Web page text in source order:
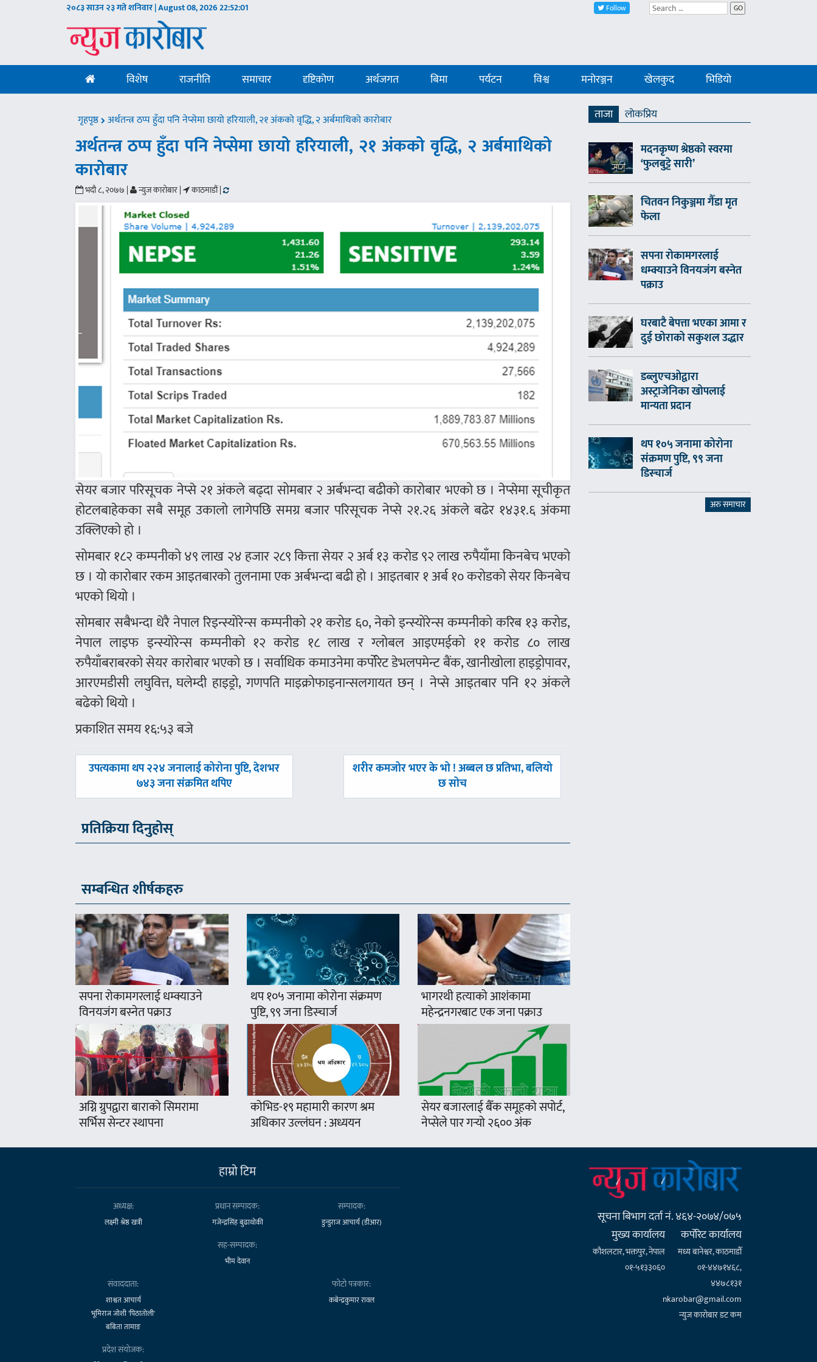
२०८३ साउन २३ गते शनिवार | August 08, 202622:52:02 Follow GO
विशेष राजनीति समाचार दृष्टिकोण अर्थजगत बिमा पर्यटन विश्व मनोरञ्जन खेलकुद भिडियो
गृहपृष्ठ अर्थतन्त्र ठप्प हुँदा पनि नेप्सेमा छायो हरियाली, २१ अंकको वृद्धि, २ अर्बमाथिको कारोबार
अर्थतन्त्र ठप्प हुँदा पनि नेप्सेमा छायो हरियाली, २१ अंकको वृद्धि, २ अर्बमाथिको
कारोबार
भदौ ८, २०७७ | न्युज कारोबार | काठमाडौं |
सेयर बजार परिसूचक नेप्से २१ अंकले बढ्दा सोमबार २ अर्बभन्दा बढीको कारोबार भएको छ । नेप्सेमा सूचीकृत
होटलबाहेकका सबै समूह उकालो लागेपछि समग्र बजार परिसूचक नेप्से २१.२६ अंकले बढेर १४३१.६ अंकमा
उक्लिएको हो ।
सोमबार १८२ कम्पनीको ४९ लाख २४ हजार २८९ कित्ता सेयर २ अर्ब १३ करोड ९२ लाख रुपैयाँमा किनबेच भएको
छ । यो कारोबार रकम आइतबारको तुलनामा एक अर्बभन्दा बढी हो । आइतबार १ अर्ब १० करोडको सेयर किनबेच
भएको थियो ।
सोमबार सबैभन्दा धेरै नेपाल रिइन्स्योरेन्स कम्पनीको २१ करोड ६०, नेको इन्स्योरेन्स कम्पनीको करिब १३ करोड,
नेपाल लाइफ इन्स्योरेन्स कम्पनीको १२ करोड १८ लाख र ग्लोबल आइएमईको ११ करोड ८० लाख
रुपैयाँबराबरको सेयर कारोबार भएको छ । सर्वाधिक कमाउनेमा कर्पोरेट डेभलपमेन्ट बैंक, खानीखोला हाइड्रोपावर,
आरएमडीसी लघुवित्त, घलेम्दी हाइड्रो, गणपति माइक्रोफाइनान्सलगायत छन् । नेप्से आइतबार पनि १२ अंकले
बढेको थियो ।
प्रकाशित समय १६:५३ बजे
पछिल्लाे
उपत्यकामा थप २२४ जनालाई कोरोना पुष्टि, देशभर
७४३ जना संक्रमित थपिए
अघिल्लाे
शरीर कमजोर भएर के भो ! अब्बल छ प्रतिभा, बलियो
छ सोच
प्रतिक्रिया दिनुहोस्
सम्बन्धित शीर्षकहरु
सपना रोकामगरलाई धम्क्याउने
विनयजंग बस्नेत पक्राउ
थप १०५ जनामा कोरोना संक्रमण
पुष्टि, ९९ जना डिस्चार्ज
भागरथी हत्याको आशंकामा
महेन्द्रनगरबाट एक जना पक्राउ
अग्नि ग्रुपद्वारा बाराको सिमरामा
सर्भिस सेन्टर स्थापना
कोभिड-१९ महामारी कारण श्रम
अधिकार उल्लंघन : अध्ययन
सेयर बजारलाई बैँक समूहको सपोर्ट,
नेप्सेले पार गर्‍यो २६०० अंक
ताजा
लाेकप्रिय
मदनकृष्ण श्रेष्ठको स्वरमा
‘फुलबुट्टे सारी’
चितवन निकुञ्जमा गैँडा मृत
फेला
सपना रोकामगरलाई
धम्क्याउने विनयजंग बस्नेत
पक्राउ
घरबाटै बेपत्ता भएका आमा र
दुई छोराको सकुशल उद्धार
डब्लुएचओद्वारा
अस्ट्राजेनिका खोपलाई
मान्यता प्रदान
थप १०५ जनामा कोरोना
संक्रमण पुष्टि, ९९ जना
डिस्चार्ज
अरु समाचार
हाम्राे टिम
अध्यक्ष:
लक्ष्मी श्रेष्ठ खत्री
प्रधान सम्पादक:
गजेन्द्रसिंह बुढाथोकी
सम्पादक:
डुन्डुराज आचार्य (डीआर)
सह-सम्पादक:
भीम देवान
संवाददाता:
शाश्वत आचार्य
भूमिराज जोशी 'पिठातोली'
बबिता तामाङ
फोटो पत्रकार:
कबेन्द्रकुमार रावल
प्रदेश संयोजक:
सूचना बिभाग दर्ता नं. ४६४-२०७४/०७५
मुख्य कार्यालय
कौशलटार, भक्तपुर, नेपाल
०१-५१३३०६०
कर्पाेरेट कार्यालय
मध्य बानेश्वर, काठमाडौँ
०१-४४७१४६८,
४४७८१३१
nkarobar@gmail.com
न्युज कारोबार डट कम